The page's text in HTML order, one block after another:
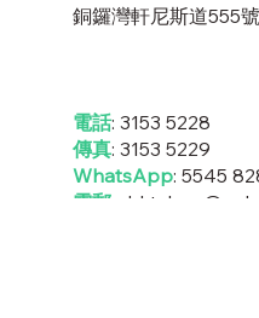
銅鑼灣軒尼斯道555
電話: 3153 5228
傳真: 3153 5229
WhatsApp: 5545
電郵: